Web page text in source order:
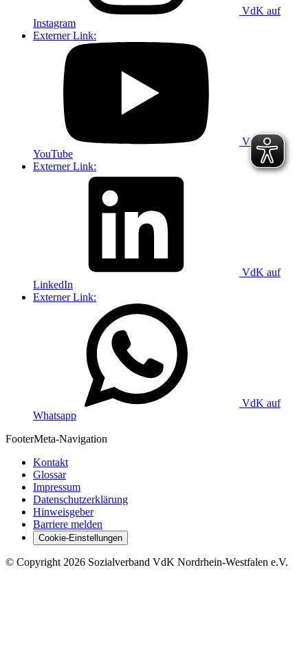
VdK auf
Instagram
Externer Link:
VdK auf
YouTube
Externer Link:
VdK auf
LinkedIn
Externer Link:
VdK auf
Whatsapp
FooterMeta-Navigation
Kontakt
Glossar
Impressum
Datenschutzerklärung
Hinweisgeber
Barriere melden
Cookie-Einstellungen
© Copyright 2026 Sozialverband VdK Nordrhein-Westfalen e.V.